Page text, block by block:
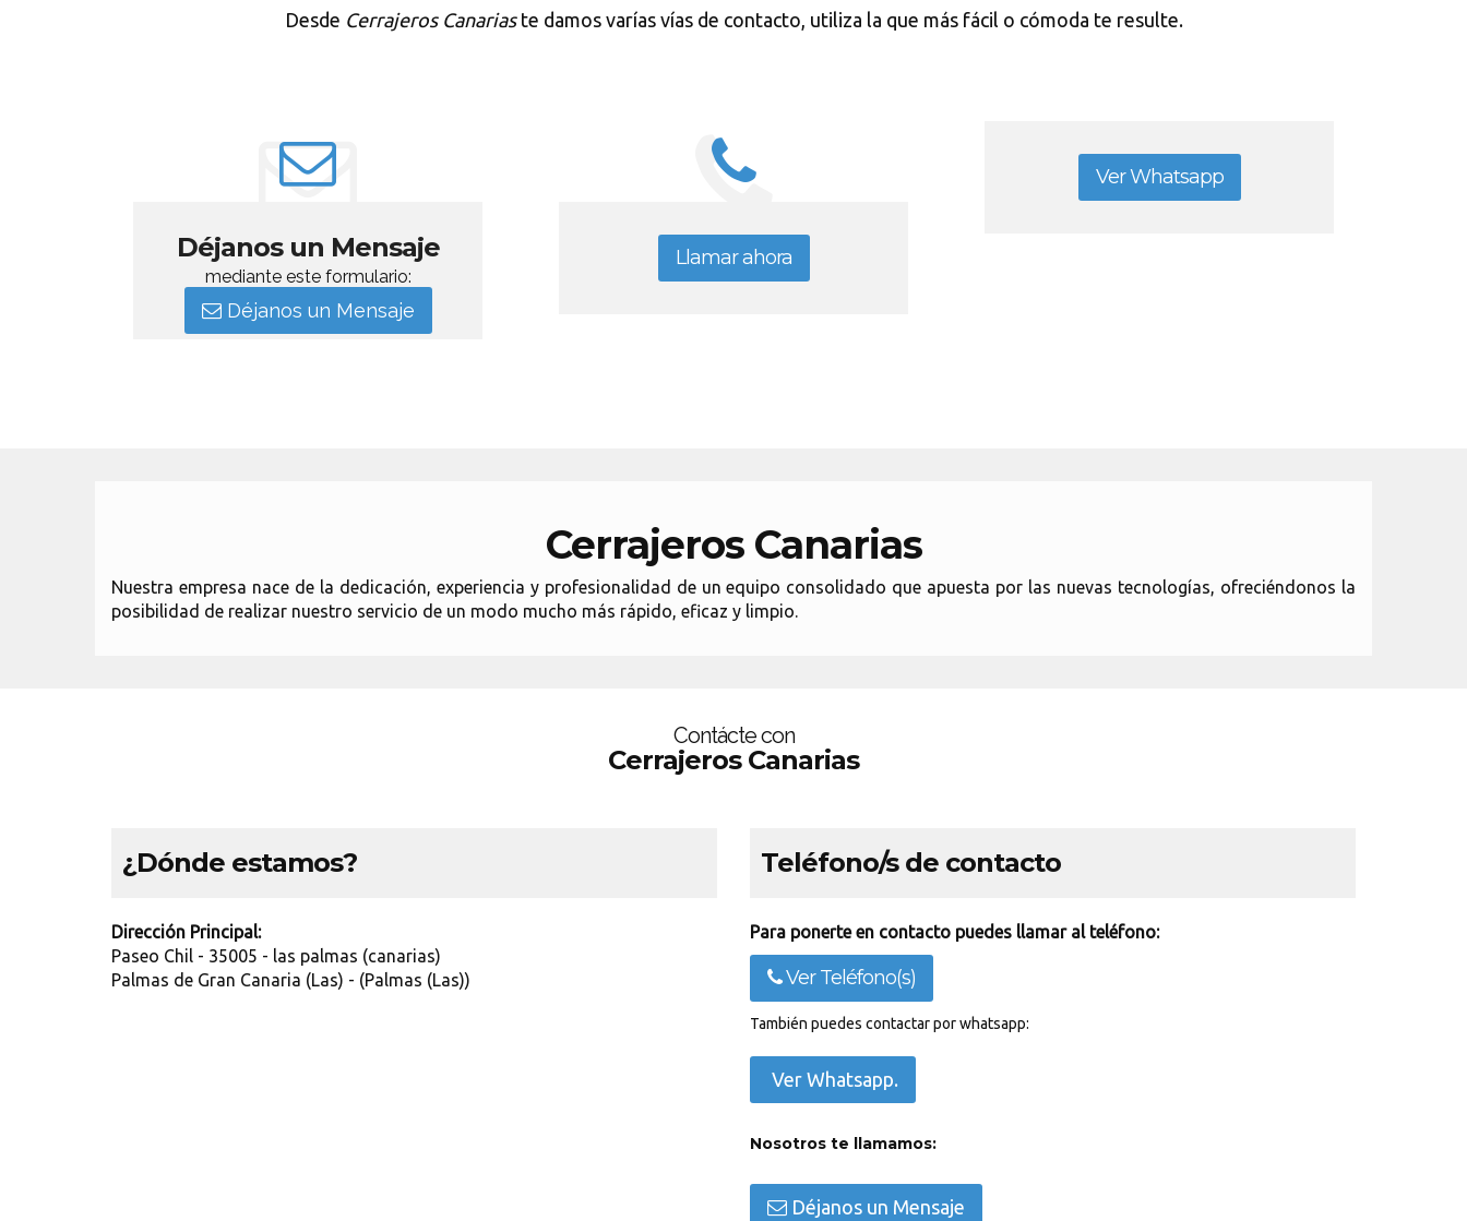
Desde Cerrajeros Canariaste damos varías vías de contacto, utiliza la que más fácil o cómoda te resulte.
Déjanos un Mensaje
mediante este formulario:
Déjanos un Mensaje
Llamar ahora
Ver Whatsapp
Cerrajeros Canarias
Nuestra empresa nace de la dedicación, experiencia y profesionalidad de un equipo consolidado que apuesta por las nuevas tecnologías, ofreciéndonos la
posibilidad de realizar nuestro servicio de un modo mucho más rápido, eficaz y limpio.
Contácte con
Cerrajeros Canarias
¿Dónde estamos?
Dirección Principal:
Paseo Chil - 35005 - las palmas (canarias)
Palmas de Gran Canaria (Las) - (Palmas (Las))
Teléfono/s de contacto
Para ponerte en contacto puedes llamar al teléfono:
Ver Teléfono(s)
También puedes contactar por whatsapp:
Ver Whatsapp.
Nosotros te llamamos:
Déjanos un Mensaje